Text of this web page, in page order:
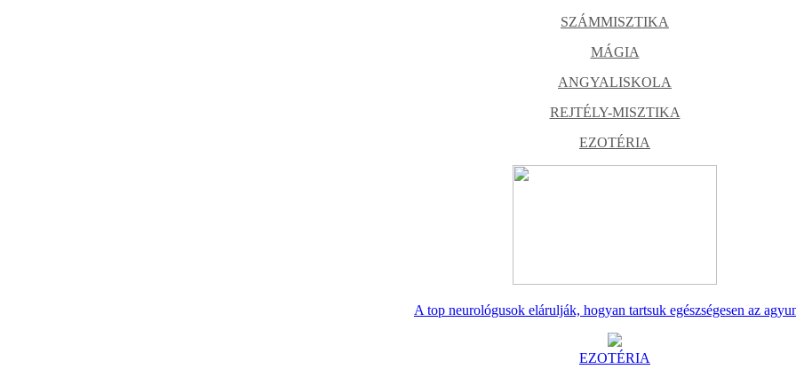
SZÁMMISZTIKA
MÁGIA
ANGYALISKOLA
REJTÉLY-MISZTIKA
EZOTÉRIA
A top neurológusok elárulják, hogyan tartsuk egészségesen az
EZOTÉRIA